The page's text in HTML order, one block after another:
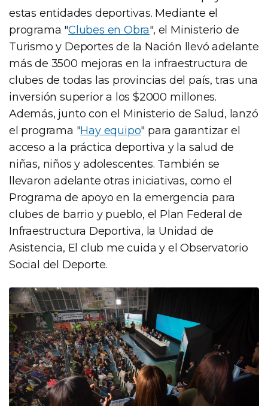
estas entidades deportivas. Mediante el
programa "Clubes en Obra", el Ministerio de
Turismo y Deportes de la Nación llevó adelante
más de 3500 mejoras en la infraestructura de
clubes de todas las provincias del país, tras una
inversión superior a los $2000 millones.
Además, junto con el Ministerio de Salud, lanzó
el programa "Hay equipo" para garantizar el
acceso a la práctica deportiva y la salud de
niñas, niños y adolescentes. También se
llevaron adelante otras iniciativas, como el
Programa de apoyo en la emergencia para
clubes de barrio y pueblo, el Plan Federal de
Infraestructura Deportiva, la Unidad de
Asistencia, El club me cuida y el Observatorio
Social del Deporte.